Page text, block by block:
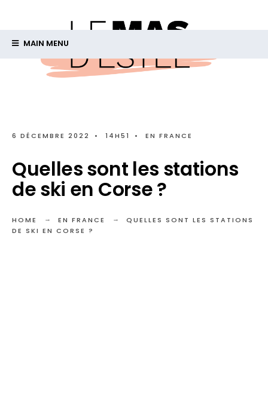
MAIN MENU
6 DÉCEMBRE 2022 • 14H51 • EN FRANCE
Quelles sont les stations
de ski en Corse ?
HOME EN FRANCE
QUELLES SONT LES STATIONS
DE SKI EN CORSE ?